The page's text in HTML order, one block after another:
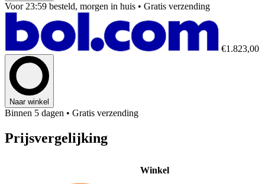
Voor 23:59 besteld, morgen in huis • Gratis verzending
€1.823,00
Naar winkel
Binnen 5 dagen • Gratis verzending
Prijsvergelijking
Winkel